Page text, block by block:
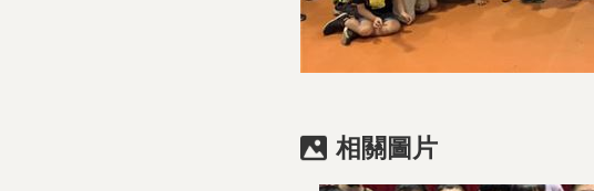
相關圖片